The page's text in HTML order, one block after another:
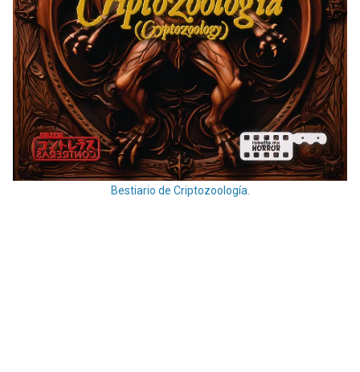
Bestiario de Criptozoología.